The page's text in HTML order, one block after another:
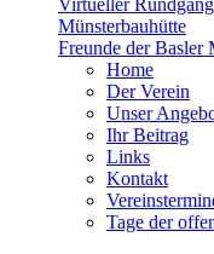
Virtueller Rundgang
Münsterbauhütte
Freunde der Basler
Home
Der Verein
Unser
Ihr Beitrag
Links
Kontakt
Tage der